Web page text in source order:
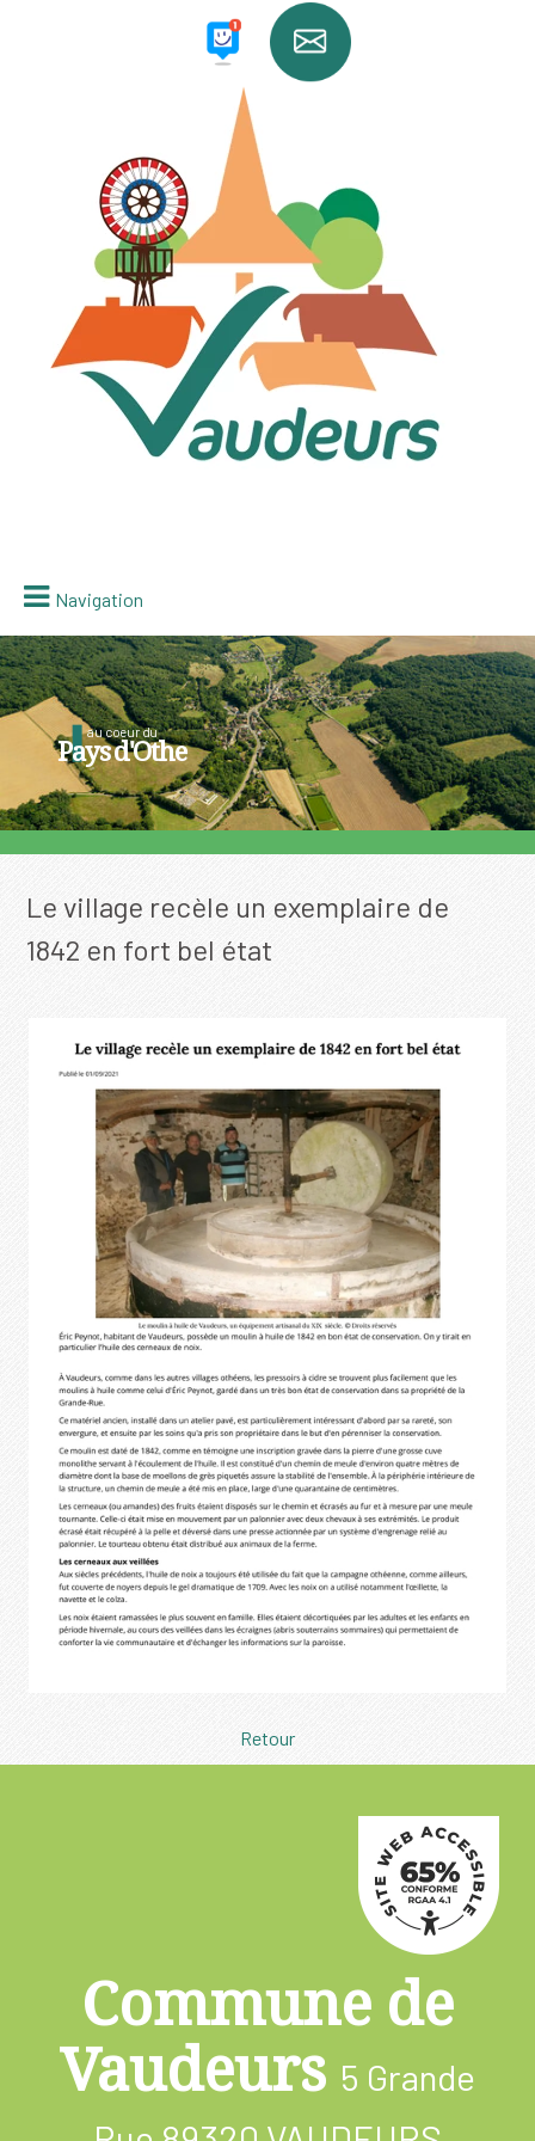
Navigation
au coeur du
Pays d'Othe
Le village recèle un exemplaire de
1842 en fort bel état
Retour
Commune de
Vaudeurs 5 Grande